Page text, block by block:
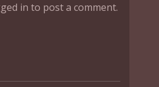
in to post a comment.